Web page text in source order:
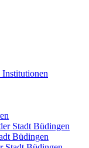
Stadt Büdingen
Büdingen